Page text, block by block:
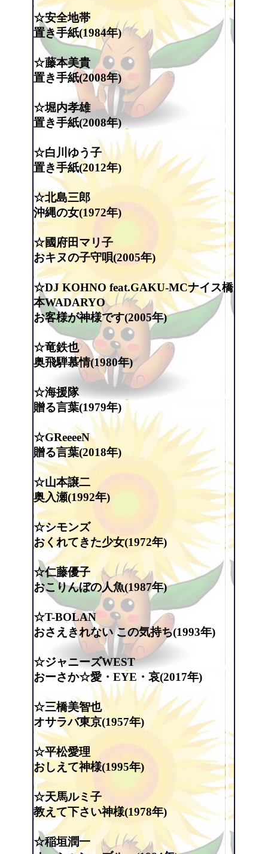
☆安全地帯
置き手紙(1984年)
☆藤本美貴
置き手紙(2008年)
☆堀内孝雄
置き手紙(2008年)
☆白川ゆう子
置き手紙(2012年)
☆北島三郎
沖縄の女(1972年)
☆國府田マリ子
おキヌの子守唄(2005年)
☆DJ KOHNO feat.GAKU-MCナイス橋
本WADARYO
お客様が神様です(2005年)
☆竜鉄也
奥飛騨慕情(1980年)
☆海援隊
贈る言葉(1979年)
☆GReeeeN
贈る言葉(2018年)
☆山本譲二
奥入瀬(1992年)
☆シモンズ
おくれてきた少女(1972年)
☆仁藤優子
おこりんぼの人魚(1987年)
☆T-BOLAN
おさえきれない この気持ち(1993年)
☆ジャニーズWEST
おーさか☆愛・EYE・哀(2017年)
☆三橋美智也
オサラバ東京(1957年)
☆平松愛理
おしえて神様(1995年)
☆天馬ルミ子
教えて下さい神様(1978年)
☆稲垣潤一